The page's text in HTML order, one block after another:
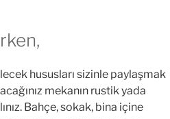
hususları sizinle paylaşmak
mekanın rustik yada
Bahçe, sokak, bina içine